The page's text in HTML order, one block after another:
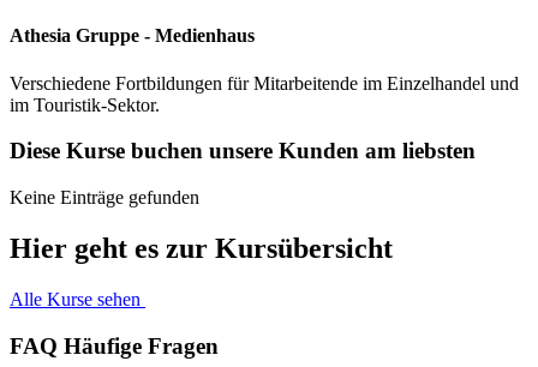
Athesia Gruppe - Medienhaus
Verschiedene Fortbildungen für Mitarbeitende im Einzelhandel und
im Touristik-Sektor.
Diese Kurse buchen unsere Kunden am liebsten
Keine Einträge gefunden
Hier geht es zur Kursübersicht
Alle Kurse sehen
FAQ Häufige Fragen